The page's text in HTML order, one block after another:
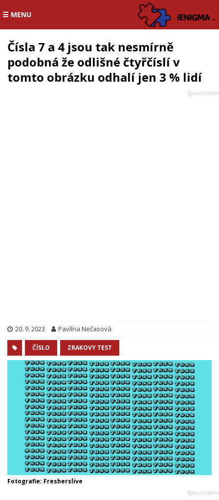
☰ MENU
Čísla 7 a 4 jsou tak nesmírně
podobná že odlišné čtyřčíslí v
tomto obrázku odhalí jen 3 % lidí
20. 9. 2023 Pavlína Nečasová
ČÍSLO ZRAKOVY TEST
Fotografie: Fresherslive